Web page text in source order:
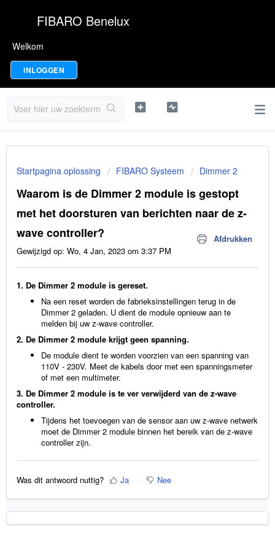
FIBARO Benelux
Welkom
INLOGGEN
Startpagina oplossing FIBARO Systeem Dimmer 2
Waarom is de Dimmer 2 module is gestopt
met het doorsturen van berichten naar de z-
wave controller?
Afdrukken
Gewijzigd op: Wo, 4 Jan, 2023 om 3:37 PM
1. De Dimmer 2 module is gereset.
Na een reset worden de fabrieksinstellingen terug in de
Dimmer 2 geladen. U dient de module opnieuw aan te
melden bij uw z-wave controller.
2. De Dimmer 2 module krijgt geen spanning.
De module dient te worden voorzien van een spanning van
110V - 230V. Meet de kabels door met een spanningsmeter
of met een multimeter.
3. De Dimmer 2 module is te ver verwijderd van de z-wave
controller.
Tijdens het toevoegen van de sensor aan uw z-wave netwerk
moet de Dimmer 2 module binnen het bereik van de z-wave
controller zijn.
Was dit antwoord nuttig? Ja Nee